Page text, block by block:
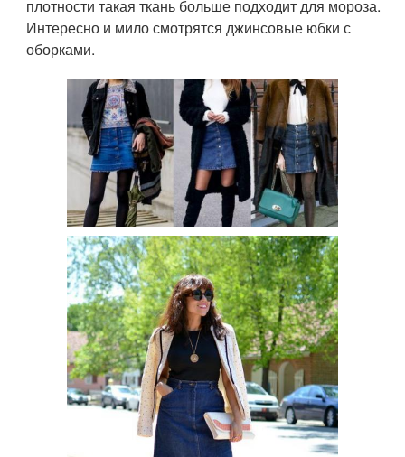
плотности такая ткань больше подходит для мороза.
Интересно и мило смотрятся джинсовые юбки с
оборками.